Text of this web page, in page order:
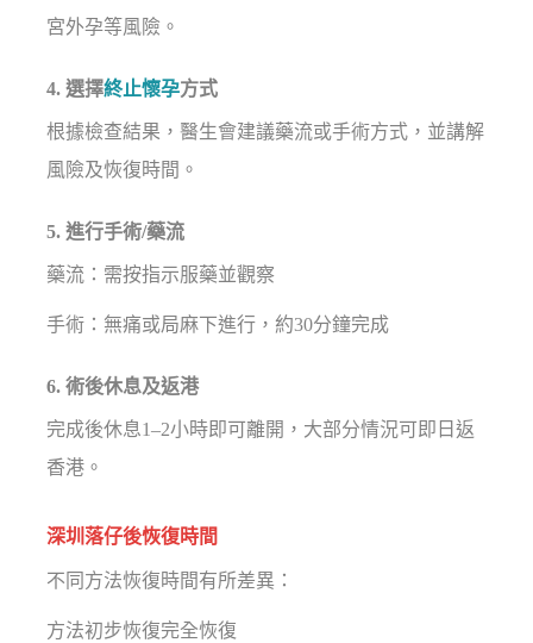
宮外孕等風險。
4. 選擇終止懷孕方式
根據檢查結果，醫生會建議藥流或手術方式，並講解
風險及恢復時間。
5. 進行手術/藥流
藥流：需按指示服藥並觀察
手術：無痛或局麻下進行，約30分鐘完成
6. 術後休息及返港
完成後休息1–2小時即可離開，大部分情況可即日返
香港。
深圳落仔後恢復時間
不同方法恢復時間有所差異：
方法初步恢復完全恢復